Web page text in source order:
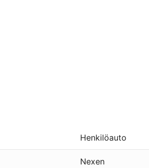
Henkilöauto
Nexen